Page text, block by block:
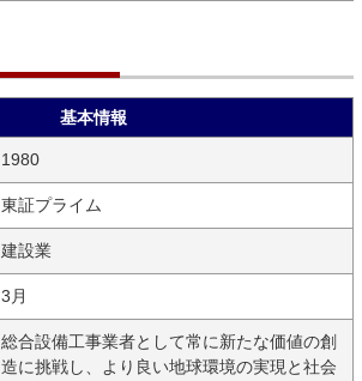
基本情報
1980
東証プライム
建設業
3月
総合設備工事業者として常に新たな価値の創
造に挑戦し、より良い地球環境の実現と社会